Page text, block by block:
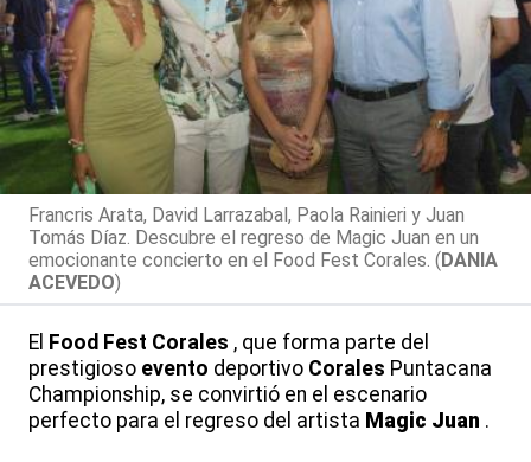
Francris Arata, David Larrazabal, Paola Rainieri y Juan
Tomás Díaz. Descubre el regreso de Magic Juan en un
emocionante concierto en el Food Fest Corales. (DANIA
ACEVEDO)
El Food Fest Corales , que forma parte del
prestigioso evento deportivo Corales Puntacana
Championship, se convirtió en el escenario
perfecto para el regreso del artista Magic Juan .